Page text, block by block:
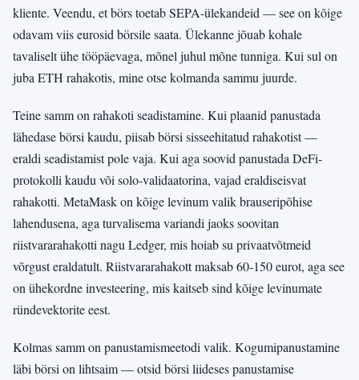
kliente. Veendu, et börs toetab SEPA-ülekandeid — see on kõige
odavam viis eurosid börsile saata. Ülekanne jõuab kohale
tavaliselt ühe tööpäevaga, mõnel juhul mõne tunniga. Kui sul on
juba ETH rahakotis, mine otse kolmanda sammu juurde.
Teine samm on rahakoti seadistamine. Kui plaanid panustada
lähedase börsi kaudu, piisab börsi sisseehitatud rahakotist —
eraldi seadistamist pole vaja. Kui aga soovid panustada DeFi-
protokolli kaudu või solo-validaatorina, vajad eraldiseisvat
rahakotti. MetaMask on kõige levinum valik brauseripõhise
lahendusena, aga turvalisema variandi jaoks soovitan
riistvararahakotti nagu Ledger, mis hoiab su privaatvõtmeid
võrgust eraldatult. Riistvararahakott maksab 60-150 eurot, aga see
on ühekordne investeering, mis kaitseb sind kõige levinumate
ründevektorite eest.
Kolmas samm on panustamismeetodi valik. Kogumipanustamine
läbi börsi on lihtsaim — otsid börsi liideses panustamise